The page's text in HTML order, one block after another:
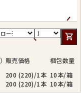
ため、替ローラ
ない。
販売価格
梱包数量
200 (220)/1本 10本/箱
200 (220)/1本 10本/箱